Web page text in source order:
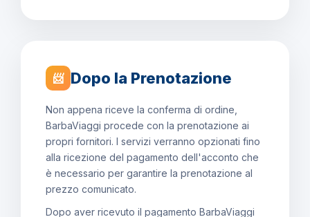
📨 Dopo la Prenotazione
Non appena riceve la conferma di ordine,
BarbaViaggi procede con la prenotazione ai
propri fornitori. I servizi verranno opzionati fino
alla ricezione del pagamento dell'acconto che
è necessario per garantire la prenotazione al
prezzo comunicato.
Dopo aver ricevuto il pagamento BarbaViaggi